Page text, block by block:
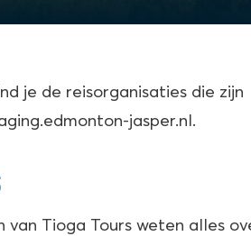
je de reisorganisaties die zijn
jasper.nl.
van Tioga Tours weten alles